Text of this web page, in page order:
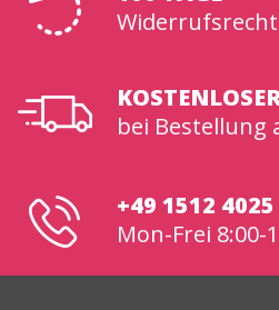
bei Bestellung
+49 1512
Mon-Frei 8:00-